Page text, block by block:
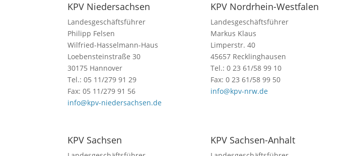
KPV Niedersachsen
Landesgeschäftsführer
Philipp Felsen
Wilfried-Hasselmann-Haus
Loebensteinstraße 30
30175 Hannover
Tel.: 05 11/279 91 29
Fax: 05 11/279 91 56
info@kpv-niedersachsen.de
KPV Nordrhein-Westfalen
Landesgeschäftsführer
Markus Klaus
Limperstr. 40
45657 Recklinghausen
Tel.: 0 23 61/58 99 10
Fax: 0 23 61/58 99 50
info@kpv-nrw.de
KPV Sachsen KPV Sachsen-Anhalt